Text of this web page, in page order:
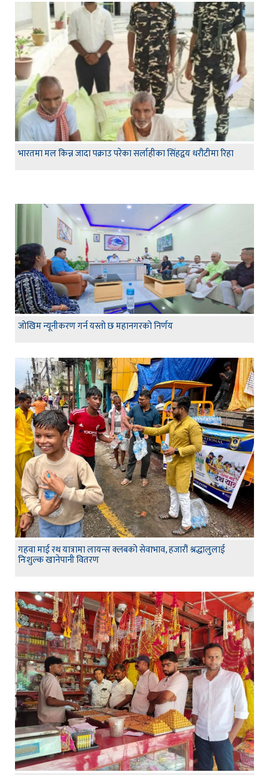
भारतमा मल किन्न जादा पक्राउ परेका सर्लाहीका सिंहद्वय धरौटीमा रिहा
जाेखिम न्यूनीकरण गर्न यस्ताे छ महानगरकाे निर्णय
गहवा माई रथ यात्रामा लायन्स क्लबको सेवाभाव, हजारौं श्रद्धालुलाई
निःशुल्क खानेपानी वितरण